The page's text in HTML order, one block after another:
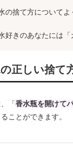
の捨て方についてよ
好きのあなたには
正しい捨て
「香水瓶を開けて
ことができます。